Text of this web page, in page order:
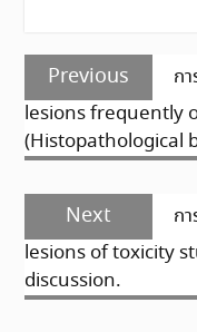
แนะแนว
เรื่อง
Previous
ก
lesions frequently
(Histopathological
Next
ก
lesions of toxicity
discussion.